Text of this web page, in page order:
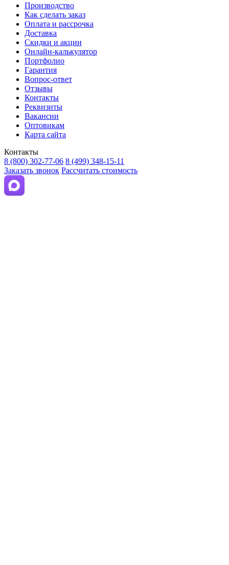
Производство
Как сделать заказ
Оплата и рассрочка
Доставка
Скидки и акции
Онлайн-калькулятор
Портфолио
Гарантия
Вопрос-ответ
Отзывы
Контакты
Реквизиты
Вакансии
Оптовикам
Карта сайта
Контакты
8 (800) 302-77-06 8 (499) 348-15-11
Заказать звонок Рассчитать стоимость